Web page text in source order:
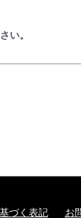
い。
づく表記 お